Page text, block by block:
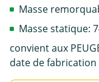
Masse
Masse statique:
convient aux
date de fabrication